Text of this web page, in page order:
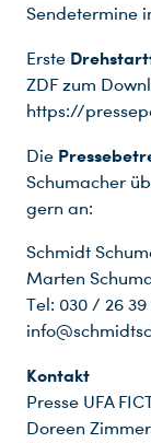
Sendetermine
Erste
ZDF zum
https://
Die
Schumacher
gern an:
Schmidt
Marten
Tel: 030 / 26 39
Kontakt
Presse UFA
Doreen